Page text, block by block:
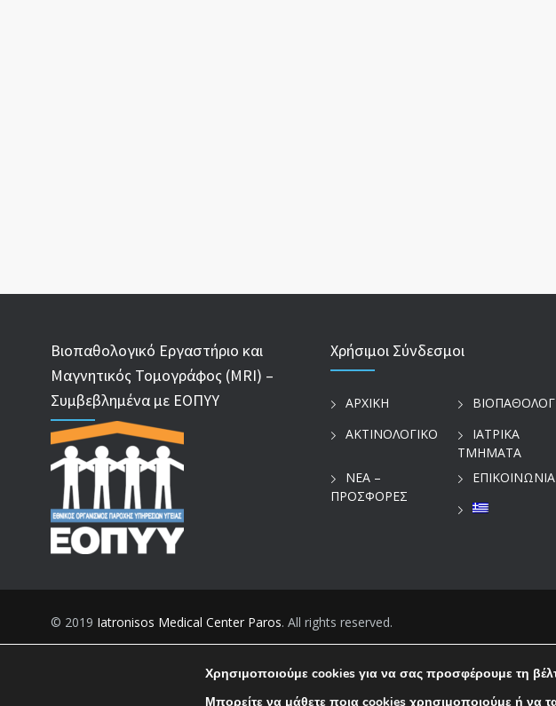
Βιοπαθολογικό Εργαστήριο και
Μαγνητικός Τομογράφος (MRI) –
Συμβεβλημένα με ΕΟΠΥΥ
Χρήσιμοι Σύνδεσμοι
ΑΡΧΙΚΗ
ΑΚΤΙΝΟΛΟΓΙΚΟ
ΙΑΤΡΙΚΑ
ΤΜΗΜΑΤΑ
ΝΕΑ –
ΠΡΟΣΦΟΡΕΣ
ΕΠΙΚΟΙΝΩΝΙΑ
© 2019 Iatronisos Medical Center Paros. All rights reserved.
Χρησιμοποιούμε cookies για να σας προσφέρουμε τη
Μπορείτε να μάθετε ποια cookies χρησιμοποιούμε ή να